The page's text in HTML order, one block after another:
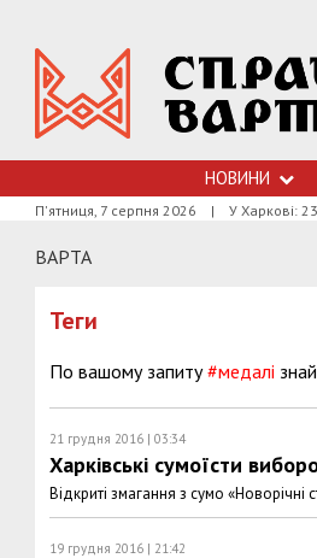
НОВИНИ
П'ятниця, 7 серпня 2026 | У Харкові: 23
ВАРТА
Теги
По вашому запиту#медалі
21 грудня 2016 | 03:34
Харківські сумоїсти
Відкриті змагання з сумо
19 грудня 2016 | 21:42